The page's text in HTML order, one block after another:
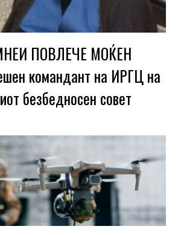
ПОВЛЕЧЕ МОЌЕН
командант на ИРГЦ на
безбедносен совет